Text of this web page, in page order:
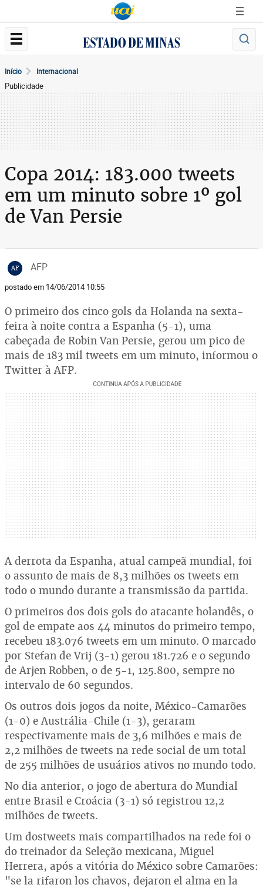
Início Internacional
Publicidade
Copa 2014: 183.000 tweets
em um minuto sobre 1º gol
de Van Persie
AF AFP
postado em 14/06/2014 10:55
O primeiro dos cinco gols da Holanda na sexta-
feira à noite contra a Espanha (5-1), uma
cabeçada de Robin Van Persie, gerou um pico de
mais de 183 mil tweets em um minuto, informou o
Twitter à AFP.
A derrota da Espanha, atual campeã mundial, foi
o assunto de mais de 8,3 milhões os tweets em
todo o mundo durante a transmissão da partida.
O primeiros dos dois gols do atacante holandês, o
gol de empate aos 44 minutos do primeiro tempo,
recebeu 183.076 tweets em um minuto. O marcado
por Stefan de Vrij (3-1) gerou 181.726 e o segundo
de Arjen Robben, o de 5-1, 125.800, sempre no
intervalo de 60 segundos.
Os outros dois jogos da noite, México-Camarões
(1-0) e Austrália-Chile (1-3), geraram
respectivamente mais de 3,6 milhões e mais de
2,2 milhões de tweets na rede social de um total
de 255 milhões de usuários ativos no mundo todo.
No dia anterior, o jogo de abertura do Mundial
entre Brasil e Croácia (3-1) só registrou 12,2
milhões de tweets.
Um dostweets mais compartilhados na rede foi o
do treinador da Seleção mexicana, Miguel
Herrera, após a vitória do México sobre Camarões:
"se la rifaron los chavos, dejaron el alma en la